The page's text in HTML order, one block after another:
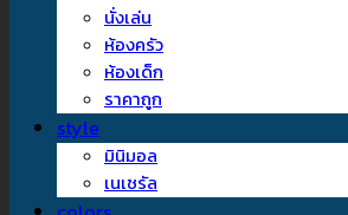
นั่งเล่น
ห้องครัว
ห้องเด็ก
ราคาถูก
style
มินิมอล
เนเชรัล